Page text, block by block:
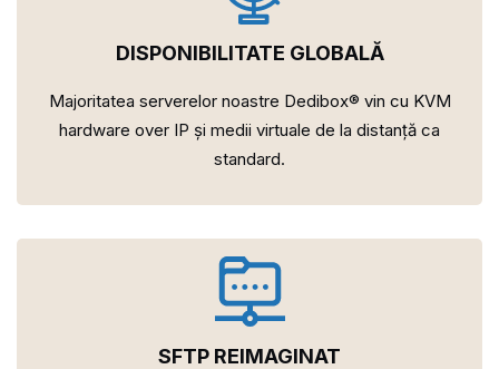
DISPONIBILITATE GLOBALĂ
Majoritatea serverelor noastre Dedibox® vin cu KVM
hardware over IP și medii virtuale de la distanță ca
standard.
SFTP REIMAGINAT